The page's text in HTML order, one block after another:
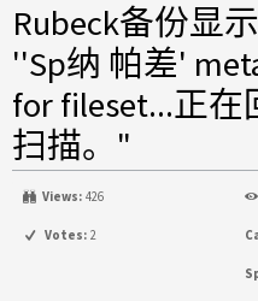
Rubeck备份显
''Sp纳 帕差'
for fileset...正
扫描。"
Views: 426
Votes: 2